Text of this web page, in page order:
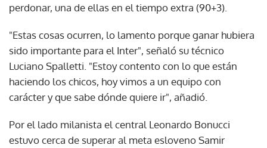
perdonar, una de ellas en el tiempo extra (90+3).
"Estas cosas ocurren, lo lamento porque ganar hubiera
sido importante para el Inter", señaló su técnico
Luciano Spalletti. "Estoy contento con lo que están
haciendo los chicos, hoy vimos a un equipo con
carácter y que sabe dónde quiere ir", añadió.
Por el lado milanista el central Leonardo Bonucci
estuvo cerca de superar al meta esloveno Samir